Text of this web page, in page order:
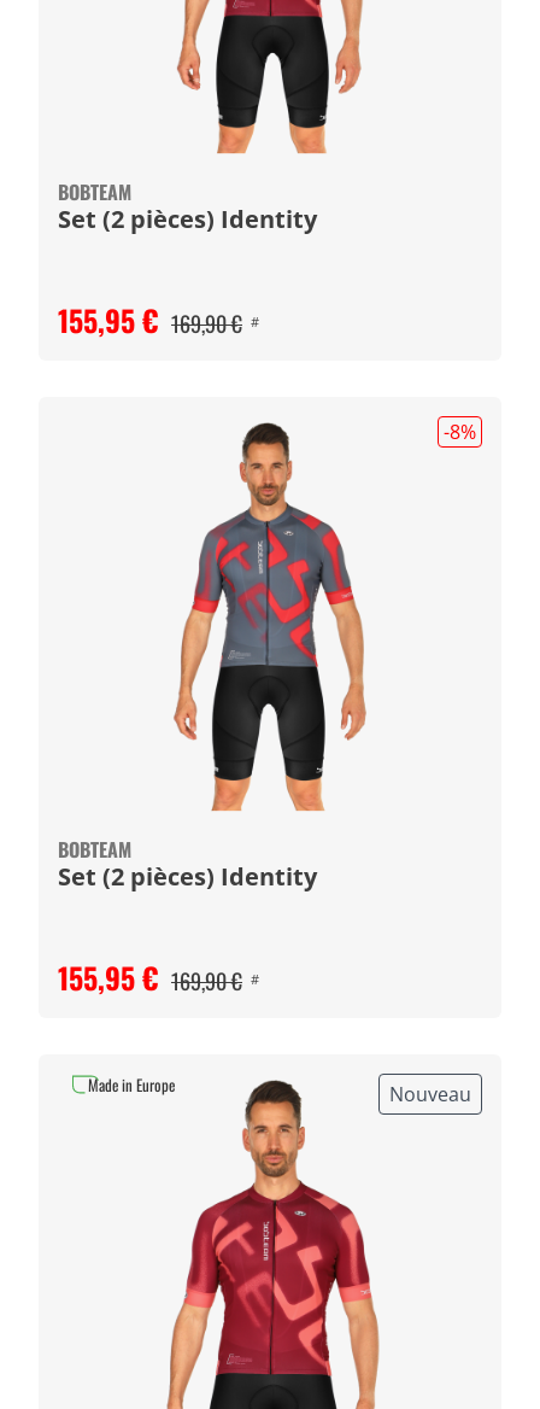
BOBTEAM
Set (2 pièces) Identity
155,95 € 169,90 € #
-8%
BOBTEAM
Set (2 pièces) Identity
155,95 € 169,90 € #
Nouveau
Made in Europe